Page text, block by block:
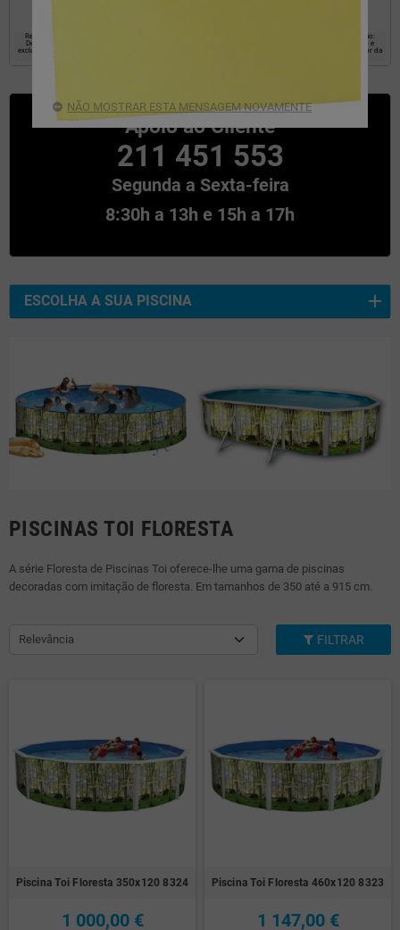
Responsável: EYAROC COMPANY SL, Objetivo: estabelecer uma relação comercial com o usuário. Legitimação:
Destinatários do Consentimento: Os dados não serão comunicados a terceiros, Direitos: Acesso, retificação e
exclusão de dados, bem como outros direitos, conforme explicado nas informações adicionais na parte inferior da
Apoio ao Cliente
211 451 553
Segunda a Sexta-feira
8:30h a 13h e 15h a 17h
ESCOLHA A SUA PISCINA
PISCINAS TOI FLORESTA
A série Floresta de Piscinas Toi oferece-lhe uma gama de piscinas
decoradas com imitação de floresta. Em tamanhos de 350 até a 915 cm.
Relevância FILTRAR
Piscina Toi Floresta 350x120 8324
1 000,00 €
Piscina Toi Floresta 460x120 8323
1 147,00 €
NÃO MOSTRAR ESTA MENSAGEM NOVAMENTE